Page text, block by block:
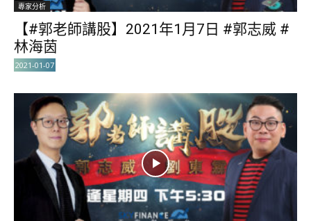
專家分析
【#郭老師講股】2021年1月7日 #郭志威 #
林海茵
2021-01-07